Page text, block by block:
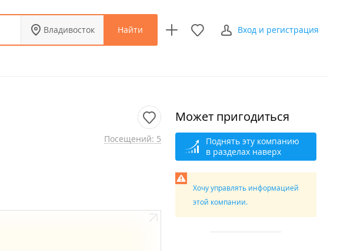
Владивосток Найти Вход и регистрация
Посещений: 5
Может пригодиться
Поднять эту компанию
в разделах наверх
Хочу управлять информацией
этой компании.